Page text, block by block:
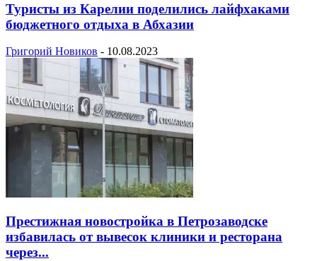
Туристы из Карелии поделились лайфхаками
бюджетного отдыха в Абхазии
Григорий Новиков - 10.08.2023
Престижная новостройка в Петрозаводске
избавилась от вывесок клиники и ресторана
через...